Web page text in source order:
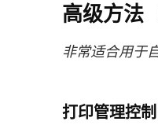
高级方法
非常适合用于
打印管理控